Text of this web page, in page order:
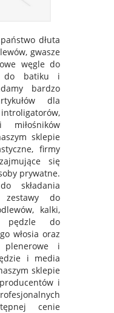
dłuta
gwasze
węgle do
do batiku i
bardzo
dla
sklepie
firmy
się
prywatne.
składania
do
kalki,
pędzle do
włosia oraz
i
i media
sklepie
i
cenie